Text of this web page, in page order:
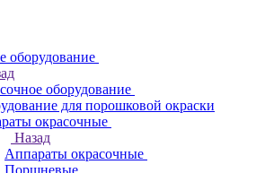
оборудование
оборудование
для порошковой окраски
окрасочные
Назад
Аппараты окрасочные
Поршневые